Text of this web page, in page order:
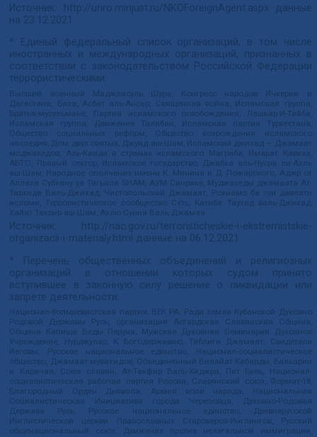
Источник: http://unro.minjust.ru/NKOForeignAgent.aspx данные
на 23.12.2021
* Единый федеральный список организаций, в том числе
иностранных и международных организаций, признанных в
соответствии с законодательством Российской Федерации
террористическими:
Высший военный Маджлисуль Шура, Конгресс народов Ичкерии и
Дагестана, База, Асбат аль-Ансар, Священная война, Исламская группа,
Братья-мусульмане, Партия исламского освобождения, Лашкар-И-Тайба,
Исламская группа, Движение Талибан, Исламская партия Туркестана,
Общество социальных реформ, Общество возрождения исламского
наследия, Дом двух святых, Джунд аш-Шам, Исламский джихад – Джамаат
моджахедов, Аль-Каида в странах исламского Магриба, Имарат Кавказ,
АБТО, Правый сектор, Исламское государство, Джабха аль-Нусра ли-Ахль
аш-Шам, Народное ополчение имени К. Минина и Д. Пожарского, Аджр от
Аллаха Субхану уа Тагьаля SHAM, АУМ Синрике, Муджахеды джамаата Ат-
Тавхида Валь-Джихад, Чистопольский Джамаат, Рохнамо ба суи давлати
исломи, Террористическое сообщество Сеть, Катиба Таухид валь-Джихад,
Хайят Тахрир аш-Шам, Ахлю Сунна Валь Джамаа
Источник:
http://nac.gov.ru/terroristicheskie-i-ekstremistskie-
organizacii-i-materialy.html данные на 06.12.2021
* Перечень общественных объединений и религиозных
организаций в отношении которых судом принято
вступившее в законную силу решение о ликвидации или
запрете деятельности:
Национал-большевистская партия, ВЕК РА, Рада земли Кубанской Духовно
Родовой Державы Русь, организация Асгардская Славянская Община,
Община Капища Веды Перуна, Мужская Духовная Семинария Духовное
Учреждение, Нурджулар, К Богодержавию, Таблиги Джамаат, Свидетели
Иеговы, Русское национальное единство, Национал-социалистическое
общество, Джамаат мувахидов, Объединенный Вилайат Кабарды, Балкарии
и Карачая, Союз славян, Ат-Такфир Валь-Хиджра, Пит Буль, Национал-
социалистическая рабочая партия России, Славянский союз, Формат-18,
Благородный Орден Дьявола, Армия воли народа, Национальная
Социалистическая Инициатива города Череповца, Духовно-Родовая
Держава Русь, Русское национальное единство, Древнерусской
Инглистической церкви Православных Староверов-Инглингов, Русский
общенациональный союз, Движение против нелегальной иммиграции,